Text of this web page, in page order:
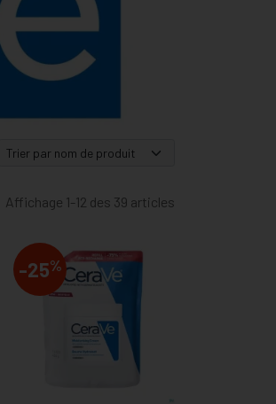
Affichage 1-12 des 39 articles
-25%